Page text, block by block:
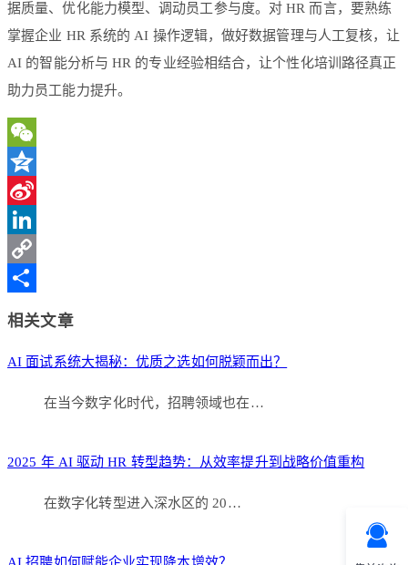
据质量、优化能力模型、调动员工参与度。对 HR 而言，要熟练
掌握企业 HR 系统的 AI 操作逻辑，做好数据管理与人工复核，让
AI 的智能分析与 HR 的专业经验相结合，让个性化培训路径真正
助力员工能力提升。
WeChat
Qzone
Sina
Weibo
LinkedIn
Copy
相关文章
AI 面试系统大揭秘：优质之选如何脱颖而出？
在当今数字化时代，招聘领域也在…
2025 年 AI 驱动 HR 转型趋势：从效率提升到战略价值重构
在数字化转型进入深水区的 20…